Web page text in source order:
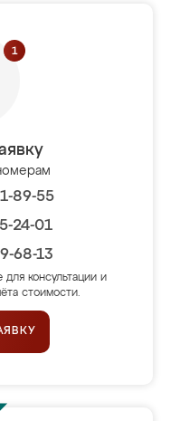
89-55
24-01
68-13
для консультации и
стоимости.